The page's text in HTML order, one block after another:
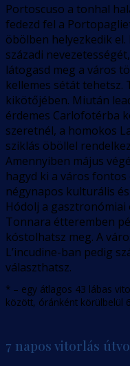
Portoscuso a tonhal
fedezd fel a
öbölben helyezkedik el.
századi
látogasd meg a város
kellemes sétát tehetsz.
kikötőjében. Miután
érdemes Carlofotérba
szeretnél, a homokos
sziklás öböllel
Amennyiben május
hagyd ki a város
négynapos kulturális
Hódolj a gasztronómiai
Tonnara étteremben
kóstolhatsz meg. A
L’incudine-ban pedig
választhatsz.
* – egy átlagos 43 lábas
között, óránként körülbelül
7 napos vitorlás